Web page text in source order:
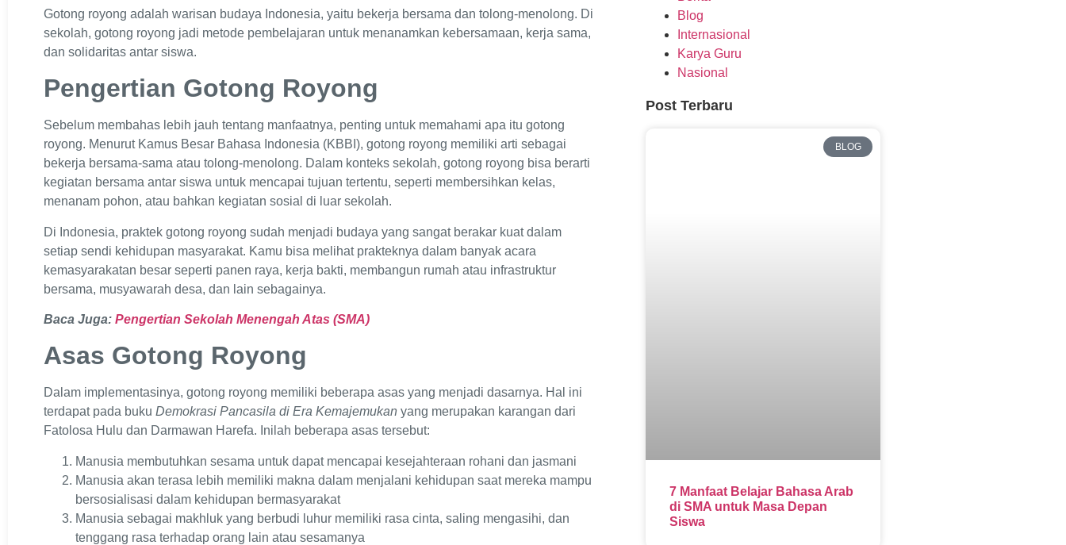
Gotong royong adalah warisan budaya Indonesia, yaitu bekerja bersama dan tolong-menolong. Di
sekolah, gotong royong jadi metode pembelajaran untuk menanamkan kebersamaan, kerja sama,
dan solidaritas antar siswa.
Pengertian Gotong Royong
Sebelum membahas lebih jauh tentang manfaatnya, penting untuk memahami apa itu gotong
royong. Menurut Kamus Besar Bahasa Indonesia (KBBI), gotong royong memiliki arti sebagai
bekerja bersama-sama atau tolong-menolong. Dalam konteks sekolah, gotong royong bisa berarti
kegiatan bersama antar siswa untuk mencapai tujuan tertentu, seperti membersihkan kelas,
menanam pohon, atau bahkan kegiatan sosial di luar sekolah.
Di Indonesia, praktek gotong royong sudah menjadi budaya yang sangat berakar kuat dalam
setiap sendi kehidupan masyarakat. Kamu bisa melihat prakteknya dalam banyak acara
kemasyarakatan besar seperti panen raya, kerja bakti, membangun rumah atau infrastruktur
bersama, musyawarah desa, dan lain sebagainya.
Baca Juga: Pengertian Sekolah Menengah Atas (SMA)
Asas Gotong Royong
Dalam implementasinya, gotong royong memiliki beberapa asas yang menjadi dasarnya. Hal ini
terdapat pada buku Demokrasi Pancasila di Era Kemajemukan yang merupakan karangan dari
Fatolosa Hulu dan Darmawan Harefa. Inilah beberapa asas tersebut:
Manusia membutuhkan sesama untuk dapat mencapai kesejahteraan rohani dan jasmani
Manusia akan terasa lebih memiliki makna dalam menjalani kehidupan saat mereka mampu
bersosialisasi dalam kehidupan bermasyarakat
Manusia sebagai makhluk yang berbudi luhur memiliki rasa cinta, saling mengasihi, dan
tenggang rasa terhadap orang lain atau sesamanya
Blog
Internasional
Karya Guru
Nasional
Post Terbaru
BLOG
7 Manfaat Belajar Bahasa Arab
di SMA untuk Masa Depan
Siswa